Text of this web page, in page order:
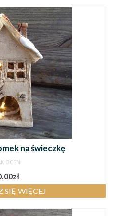
na świeczkę
OCEN
zł
SIĘ WIĘCEJ